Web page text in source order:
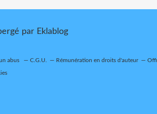
par Eklablog
abus C.G.U. Rémunération en droits d'auteur